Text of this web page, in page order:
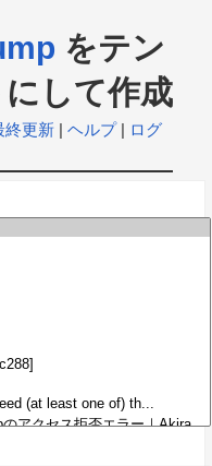
をテン
して作成
終更新| ヘルプ| ログ